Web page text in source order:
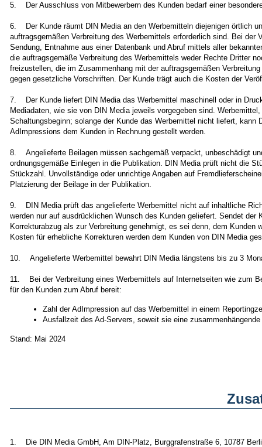
5. Der Ausschluss von Mitbewerbern des Kunden bedarf einer
6. Der Kunde räumt DIN Media an den Werbemitteln diejenigen örtlich
auftragsgemäßen Verbreitung des Werbemittels erforderlich sind. Bei
Sendung, Entnahme aus einer Datenbank und Abruf mittels aller
die auftragsgemäße Verbreitung des Werbemittels weder Rechte Dritter
freizustellen, die im Zusammenhang mit der auftragsgemäßen
gegen gesetzliche Vorschriften. Der Kunde trägt auch die Kosten der
7. Der Kunde liefert DIN Media das Werbemittel maschinell oder in
Mediadaten, wie sie von DIN Media jeweils vorgegeben sind.
Schaltungsbeginn; solange der Kunde das Werbemittel nicht liefert,
AdImpressions dem Kunden in Rechnung gestellt werden.
8. Angelieferte Beilagen müssen sachgemäß verpackt, unbeschädigt
ordnungsgemäße Einlegen in die Publikation. DIN Media prüft nicht die
Stückzahl. Unvollständige oder unrichtige Angaben auf
Platzierung der Beilage in der Publikation.
9. DIN Media prüft das angelieferte Werbemittel nicht auf inhaltliche
werden nur auf ausdrücklichen Wunsch des Kunden geliefert. Sendet
Korrekturabzug als zur Verbreitung genehmigt, es sei denn, dem
Kosten für erhebliche Korrekturen werden dem Kunden von DIN Media
10. Angelieferte Werbemittel bewahrt DIN Media längstens bis zu 3
11. Bei der Verbreitung eines Werbemittels auf Internetseiten wie zum
für den Kunden zum Abruf bereit:
Zahl der AdImpression auf das Werbemittel in einem
Ausfallzeit des Ad-Servers, soweit sie eine
Stand: Mai 2024
1. Die DIN Media GmbH, Am DIN-Platz, Burggrafenstraße 6, 10787